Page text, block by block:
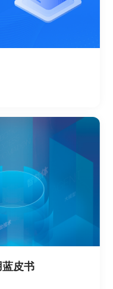
皮书